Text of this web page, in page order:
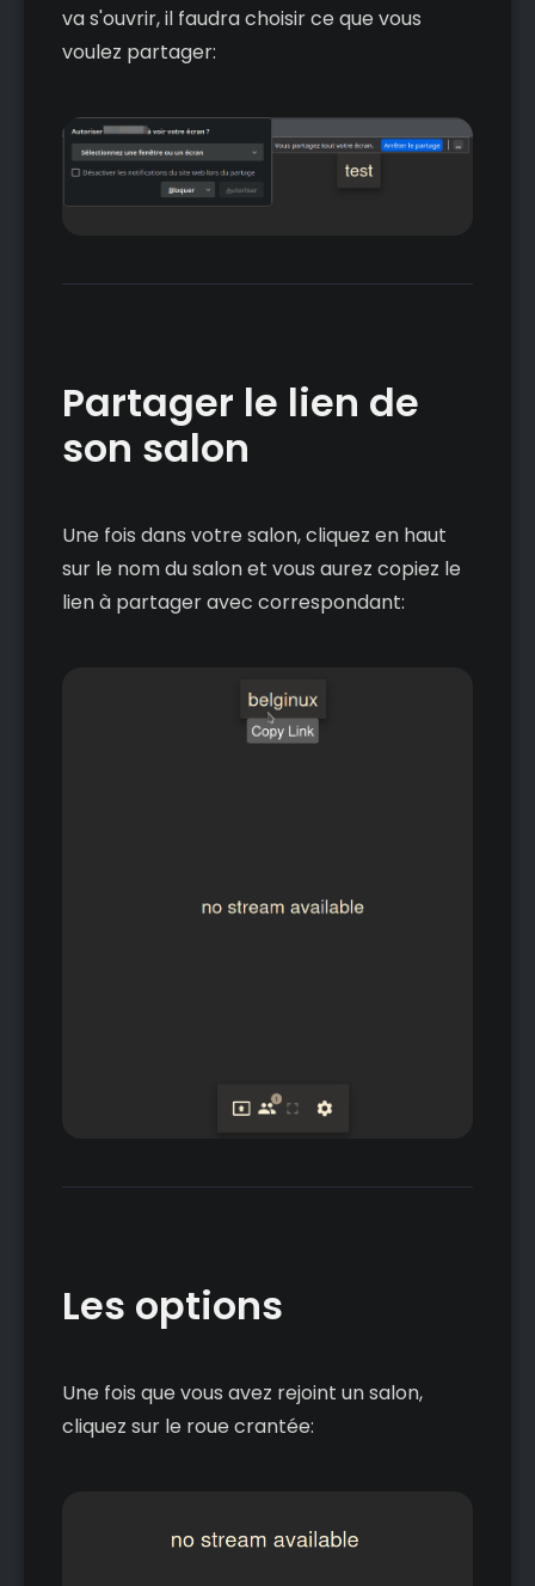
va s'ouvrir, il faudra choisir ce que vous
voulez partager:
Partager le lien de
son salon
Une fois dans votre salon, cliquez en haut
sur le nom du salon et vous aurez copiez le
lien à partager avec correspondant:
Les options
Une fois que vous avez rejoint un salon,
cliquez sur le roue crantée: